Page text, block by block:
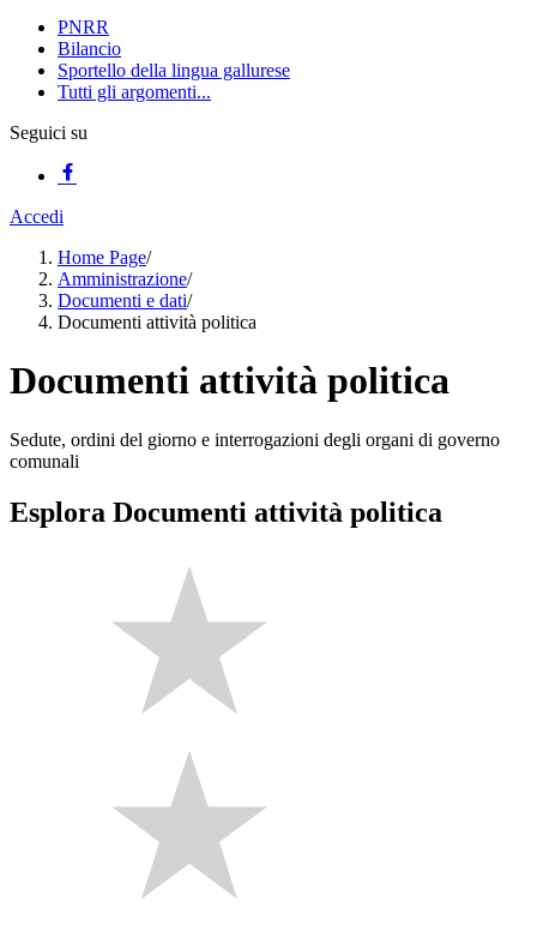
PNRR
Bilancio
Sportello della lingua gallurese
Tutti gli argomenti...
Seguici su
Accedi
Home Page/
Amministrazione/
Documenti e dati/
Documenti attività politica
Documenti attività politica
Sedute, ordini del giorno e interrogazioni degli organi di governo
comunali
Esplora Documenti attività politica